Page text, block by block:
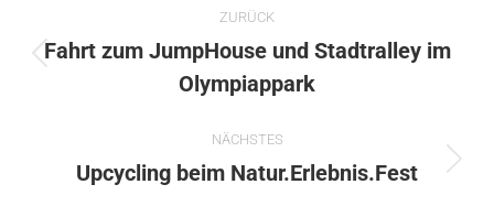
ZURÜCK
Vorheriger
Beitrag:
Fahrt zum JumpHouse und Stadtralley im
Olympiappark
NÄCHSTES
Nächster
Upcycling beim Natur.Erlebnis.Fest